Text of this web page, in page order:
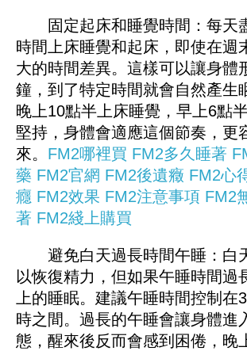
固定起床和睡覺時間：每天
時間上床睡覺和起床，即使在週
大的時間差異。這樣可以讓身體
鐘，到了特定時間就會自然產生
晚上10點半上床睡覺，早上6點
堅持，身體會適應這個節奏，更
來。 FM2哪裡買 FM2多久睡著
藥 FM2官網 FM2後遺癥 FM2心
癮 FM2效果 FM2注意事項 FM2
著 FM2綫上購買
避免白天過長時間午睡：白
以恢復精力，但如果午睡時間過
上的睡眠。建議午睡時間控制在
時之間。過長的午睡會讓身體進
態，醒來後反而會感到困倦，晚